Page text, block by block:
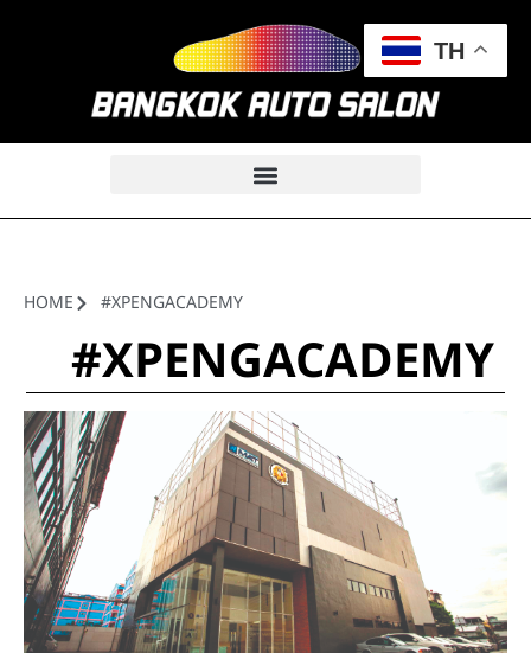
HOME #XPENGACADEMY
#XPENGACADEMY
TH